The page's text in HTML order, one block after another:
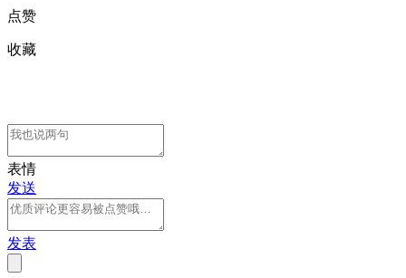
点赞
收藏
表情
发送
发表